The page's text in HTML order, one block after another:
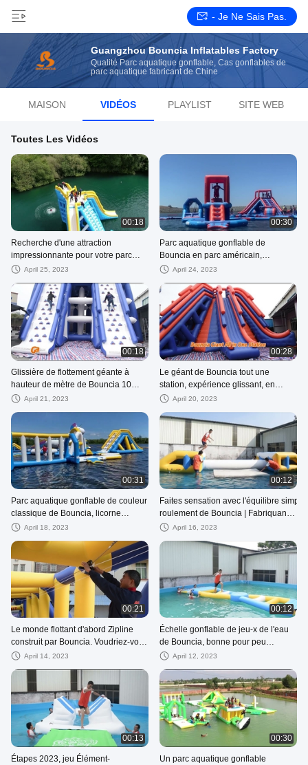
- Je Ne Sais Pas.
Guangzhou Bouncia Inflatables Factory
Qualité Parc aquatique gonflable, Cas gonflables de
parc aquatique fabricant de Chine
MAISON VIDÉOS PLAYLIST SITE WEB
Toutes Les Vidéos
00:18
Recherche d'une attraction
impressionnante pour votre parc
aquatique ? Tour d'eau gonflable de
April 25, 2023
00:30
Parc aquatique gonflable de
Bouncia en parc américain,
fournisseur de flottement
April 24, 2023
00:18
Glissière de flottement géante à
hauteur de mètre de Bouncia 10
double, êtes-vous assez courageux
April 21, 2023
00:28
Le géant de Bouncia tout une
station, expérience glissant, en
s'élevant ou la plongée |
aquatique
April 20, 2023
00:31
Parc aquatique gonflable de couleur
classique de Bouncia, licorne
gonflable énorme, grand fournisseur
April 18, 2023
00:12
Faites sensation avec l'équilibre
roulement de Bouncia | Fabriquants
d'équipement de parc aquatique
April 16, 2023
00:21
Le monde flottant d'abord Zipline
construit par Bouncia. Voudriez-vous
un essai pour votre parc ?
April 14, 2023
00:12
Échelle gonflable de jeu-x de l'eau
de Bouncia, bonne pour peu
profond et l'eau profonde
April 12, 2023
00:13
Étapes 2023, jeu Élément-
00:30
Un parc aquatique gonflable